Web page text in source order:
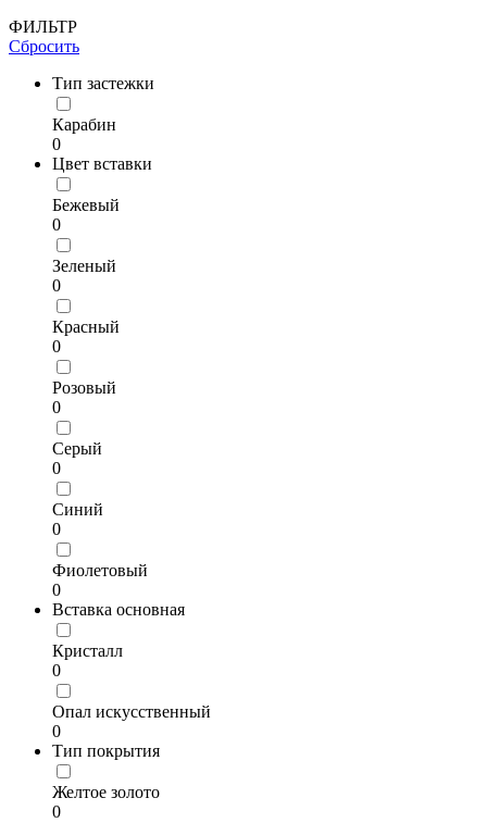
ФИЛЬТР
Сбросить
Тип застежки
Карабин
0
Цвет вставки
Бежевый
0
Зеленый
0
Красный
0
Розовый
0
Серый
0
Синий
0
Фиолетовый
0
Вставка основная
Кристалл
0
Опал искусственный
0
Тип покрытия
Желтое золото
0